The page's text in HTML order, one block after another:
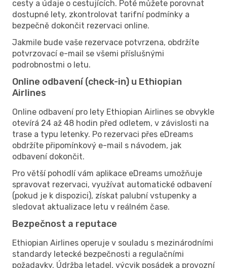
cesty a údaje o cestujících. Poté můžete porovnat
dostupné lety, zkontrolovat tarifní podmínky a
bezpečně dokončit rezervaci online.
Jakmile bude vaše rezervace potvrzena, obdržíte
potvrzovací e-mail se všemi příslušnými
podrobnostmi o letu.
Online odbavení (check-in) u Ethiopian
Airlines
Online odbavení pro lety Ethiopian Airlines se obvykle
otevírá 24 až 48 hodin před odletem, v závislosti na
trase a typu letenky. Po rezervaci přes eDreams
obdržíte připomínkový e-mail s návodem, jak
odbavení dokončit.
Pro větší pohodlí vám aplikace eDreams umožňuje
spravovat rezervaci, využívat automatické odbavení
(pokud je k dispozici), získat palubní vstupenky a
sledovat aktualizace letu v reálném čase.
Bezpečnost a reputace
Ethiopian Airlines operuje v souladu s mezinárodními
standardy letecké bezpečnosti a regulačními
požadavky. Údržba letadel, výcvik posádek a provozní